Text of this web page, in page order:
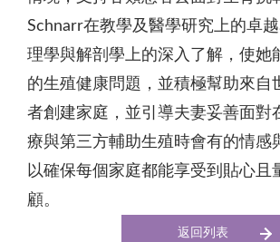
Schnarr在教學及醫學研究上的卓
理學與解剖學上的深入了解，使她
的生殖健康問題，並積極幫助來自
者創建家庭，並引導夫妻妥善面對
療與第三方輔助生殖時會有的情感
以確保每個家庭都能享受到貼心且
顧。
返回列表